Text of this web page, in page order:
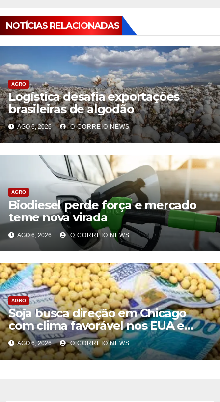
NOTÍCIAS RELACIONADAS
AGRO
Logística desafia exportações
brasileiras de algodão
AGO 6, 2026 O CORREIO NEWS
AGRO
Biodiesel perde força e mercado
teme nova virada
AGO 6, 2026 O CORREIO NEWS
AGRO
Soja busca direção em Chicago
com clima favorável nos EUA e
tensão geopolítica limitando novas
baixas
AGO 6, 2026 O CORREIO NEWS